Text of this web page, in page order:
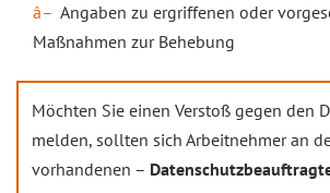
Angaben zu ergriffenen oder
Maßnahmen zur Behebung
Möchten Sie einen Verstoß gegen den
melden, sollten sich Arbeitnehmer an
vorhandenen –